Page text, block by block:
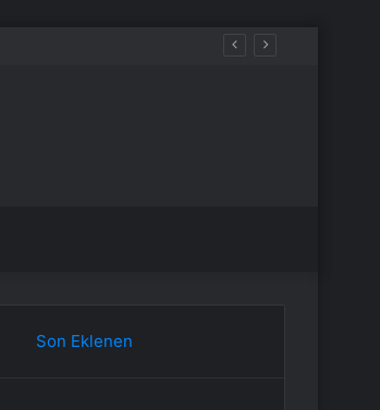
Son Eklenen